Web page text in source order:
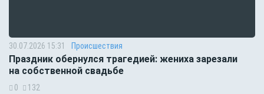
30.07.2026 15:31 Происшествия
Праздник обернулся трагедией: жениха зарезали
на собственной свадьбе
0 132